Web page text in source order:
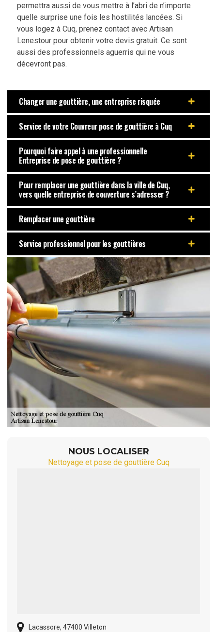
permettra aussi de vous mettre à l’abri de n’importe
quelle surprise une fois les hostilités lancées. Si
vous logez à Cuq, prenez contact avec Artisan
Lenestour pour obtenir votre devis gratuit. Ce sont
aussi des professionnels aguerris qui ne vous
décevront pas.
Changer une gouttière, une entreprise risquée
Service de votre Couvreur pose de gouttière à Cuq
Pourquoi faire appel à une professionnelle
Entreprise de pose de gouttière ?
Pour remplacer une gouttière dans la ville de Cuq,
vers quelle entreprise de couverture s’adresser ?
Remplacer une gouttière
Service professionnel pour les gouttières
NOUS LOCALISER
Nettoyage et pose de gouttière Cuq
Lacassore, 47400 Villeton